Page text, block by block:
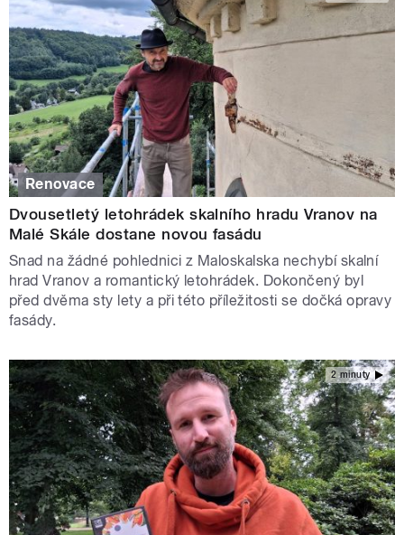
Renovace
Dvousetletý letohrádek skalního hradu Vranov na
Malé Skále dostane novou fasádu
Snad na žádné pohlednici z Maloskalska nechybí skalní
hrad Vranov a romantický letohrádek. Dokončený byl
před dvěma sty lety a při této příležitosti se dočká opravy
fasády.
2 minuty